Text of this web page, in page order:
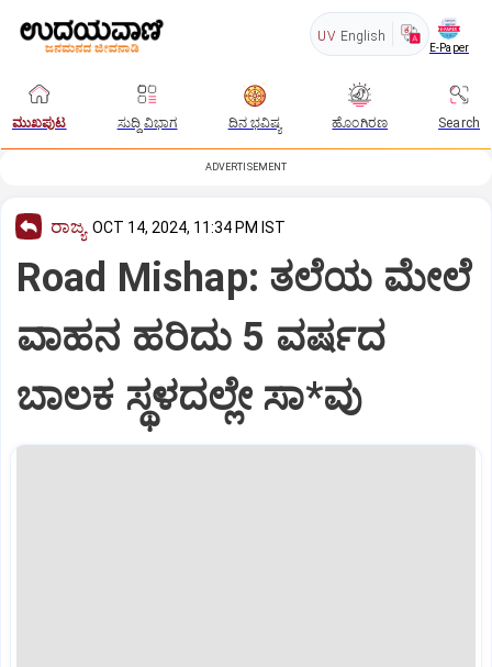
UV English
E-Paper
ಮುಖಪುಟ ಸುದ್ದಿ ವಿಭಾಗ ದಿನ ಭವಿಷ್ಯ ಹೊಂಗಿರಣ Search
ADVERTISEMENT
ರಾಜ್ಯ OCT 14, 2024, 11:34 PM IST
Road Mishap: ತಲೆಯ ಮೇಲೆ
ವಾಹನ ಹರಿದು 5 ವರ್ಷದ
ಬಾಲಕ ಸ್ಥಳದಲ್ಲೇ ಸಾ*ವು